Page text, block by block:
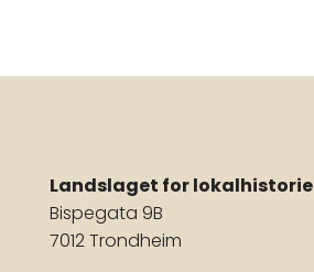
Landslaget for lokalhistorie
Bispegata 9B
7012 Trondheim